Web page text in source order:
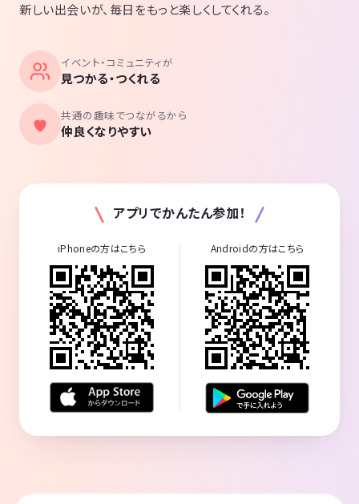
新しい出会いが、毎日をもっと楽しくしてくれる。
イベント・コミュニティが
見つかる・つくれる
共通の趣味でつながるから
仲良くなりやすい
アプリでかんたん参加！
iPhoneの方はこちら Androidの方はこちら